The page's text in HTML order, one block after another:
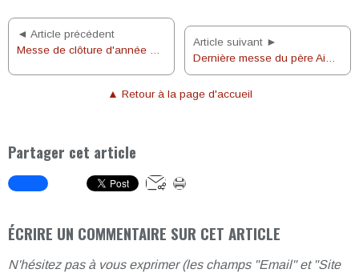
◄ Article précédent
Messe de clôture d'année pastorale
Article suivant ►
Dernière messe du père Aimé à la résidence St Joseph
▲ Retour à la page d'accueil
Partager cet article
ÉCRIRE UN COMMENTAIRE SUR CET ARTICLE
N'hésitez pas à vous exprimer (les champs "Email" et "Site